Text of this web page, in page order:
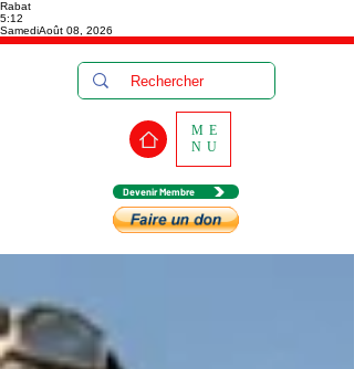
Rabat
5:12
SamediAoût 08, 2026
Devenir Membre
ME
NU